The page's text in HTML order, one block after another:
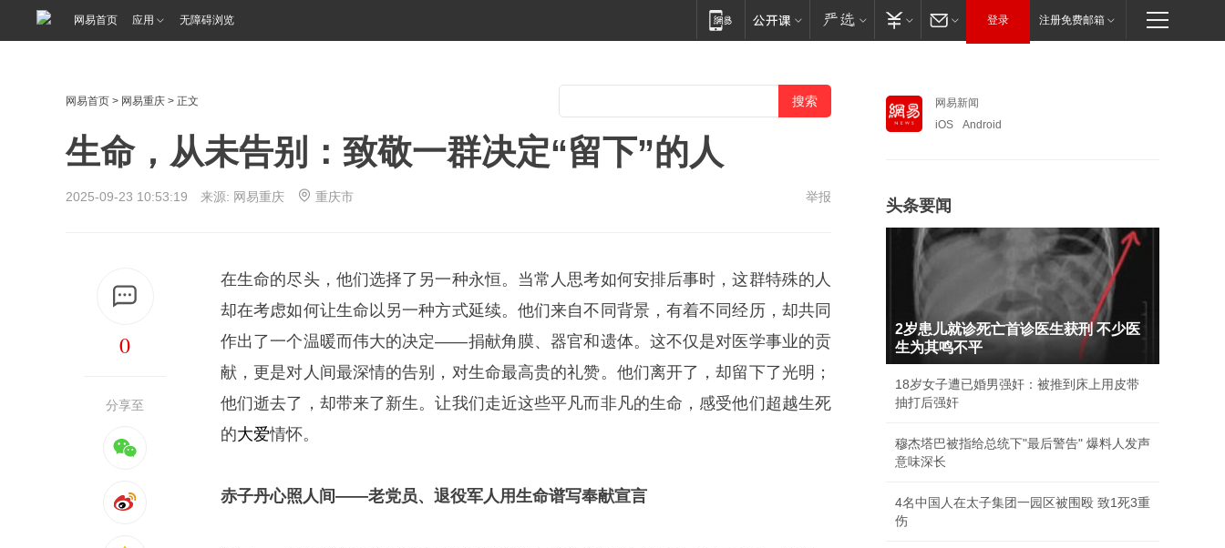
网易首页 应用 无障碍浏览 登录 注册免费邮箱
网易首页 > 网易重庆 > 正文
生命，从未告别：致敬一群决定“留下”的人
2025-09-23 10:53:19 来源: 网易重庆 重庆市 举报
0
分享至
在生命的尽头，他们选择了另一种永恒。当常人思考如何安排后事时，这群特殊的人
却在考虑如何让生命以另一种方式延续。他们来自不同背景，有着不同经历，却共同
作出了一个温暖而伟大的决定——捐献角膜、器官和遗体。这不仅是对医学事业的贡
献，更是对人间最深情的告别，对生命最高贵的礼赞。他们离开了，却留下了光明；
他们逝去了，却带来了新生。让我们走近这些平凡而非凡的生命，感受他们超越生死
的大爱情怀。
赤子丹心照人间——老党员、退役军人用生命谱写奉献宣言
网易新闻
iOS
Android
头条要闻
2岁患儿就诊死亡首诊医生获刑 不少医
生为其鸣不平
18岁女子遭已婚男强奸：被推到床上用皮带
抽打后强奸
穆杰塔巴被指给总统下"最后警告" 爆料人发声
意味深长
4名中国人在太子集团一园区被围殴 致1死3重
伤